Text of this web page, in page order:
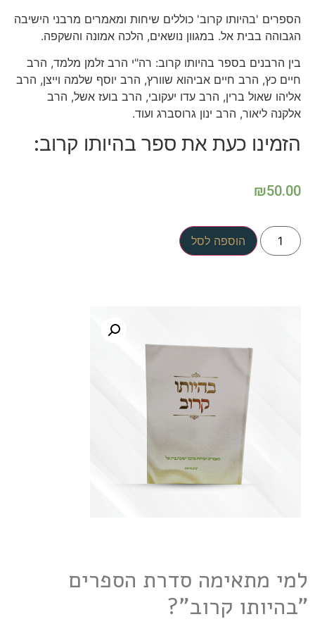
הספרים 'בהיותו קרוב' כוללים שיחות ומאמרים מרבני הישיבה
הגבוהה בבית אל. במגוון נושאים, הלכה אמונה והשקפה.
בין הרבנים בספר בהיותו קרוב: רה"י הרב זלמן מלמד, הרב
חיים כץ, הרב חיים אביהוא שוורץ, הרב יוסף שלמה וייצן, הרב
אליהו שאול ברין, הרב עדו יעקובי, הרב בועז אשל, הרב
אלקנה ליאור, הרב ינון גרוסברג ועוד.
הזמינו כעת את ספר בהיותו קרוב:
₪50.00
הוספה לסל
למי מתאימה סדרת הספרים
"בהיותו קרוב"?